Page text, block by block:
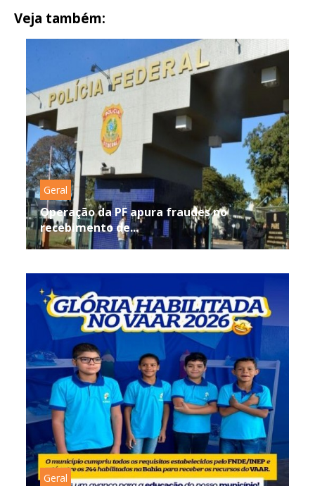
Veja também:
Geral
Operação da PF apura fraudes no
recebimento de...
Geral